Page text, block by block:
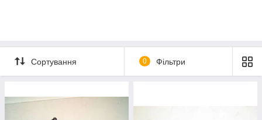
Сортування 0 Фільтри